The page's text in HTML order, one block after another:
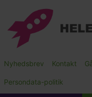
Main
Submenu
Nyhedsbrev Kontakt
Persondata-politik